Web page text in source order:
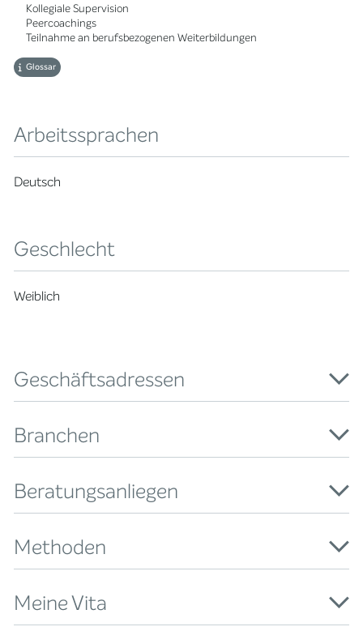
Kollegiale Supervision
Peercoachings
Teilnahme an berufsbezogenen Weiterbildungen
Glossar
Arbeitssprachen
Deutsch
Geschlecht
Weiblich
Geschäftsadressen
Branchen
Beratungsanliegen
Methoden
Meine Vita